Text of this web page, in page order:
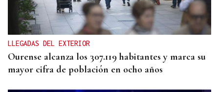
El reparto de menores de Ceuta abre una crisis
entre Gobierno y comunidades
LLEGADAS DEL EXTERIOR
Ourense alcanza los 307.119 habitantes y marca su
mayor cifra de población en ocho años